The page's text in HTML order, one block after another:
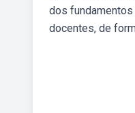
dos fundamentos
docentes, de